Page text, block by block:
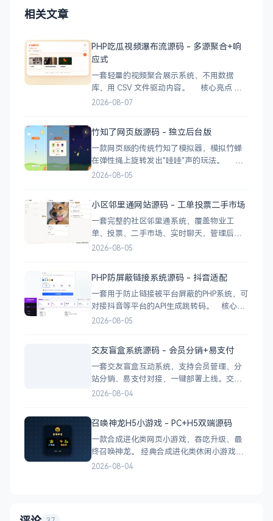
相关文章
PHP吃瓜视频瀑布流源码 - 多源聚合+响
应式
一套轻量的视频聚合展示系统，不用数据
库，用 CSV 文件驱动内容。 核心亮点
CSV 驱动：不用配数据库，编
示：移动端 2 列 → 平板 3 列 → 桌面 4~5
2026-08-07
竹知了网页版源码 - 独立后台版
一款网页版的传统竹知了模拟器，模拟竹蝉
在弹性绳上旋转发出"哇哇"声的玩法。 核
心功能 网页版运行，无需下载 独立后台管
2026-08-05
小区邻里通网站源码 - 工单投票二手市场
一套完整的社区邻里通系统，覆盖物业工
单、投票、二手市场、实时聊天，管理后台
一应俱全。 前台功能 九宫格快捷菜单 +
情 小区投票：发起/参与/查看结果 邻里社区
2026-08-05
PHP防屏蔽链接系统源码 - 抖音适配
一套用于防止链接被平台屏蔽的PHP系统，可
对接抖音等平台的API生成跳转码。 核心功
能 多域名池智能切换，降低被拦截概率 对接
分析报表 技术栈 后端：PHP
2026-08-05
交友盲盒系统源码 - 会员分销+易支付
一套交友盲盒互动系统，支持会员管理、分
站分销、易支付对接，一键部署上线。交友
盲盒系统源码，支持会员系统、多商户分
建。 核心功能 会员系统：自定义价格、会
员等级 分销系统：代理商机制、佣金
2026-08-04
召唤神龙H5小游戏 - PC+H5双端源码
一款合成进化类网页小游戏，吞吃升级、最
终召唤神龙。 经典合成进化类休闲小游戏，
双版本可选：正常版挑战通关、无敌版轻松
2026-08-04